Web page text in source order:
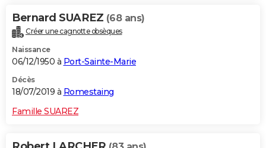
Bernard SUAREZ (68 ans)
Créer une cagnotte obsèques
Naissance
06/12/1950 à Port-Sainte-Marie
Décès
18/07/2019 à Romestaing
Famille SUAREZ